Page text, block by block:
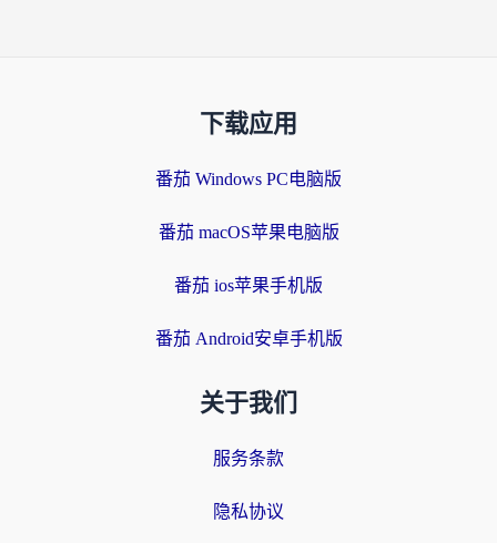
下载应用
番茄 Windows PC电脑版
番茄 macOS苹果电脑版
番茄 ios苹果手机版
番茄 Android安卓手机版
关于我们
服务条款
隐私协议